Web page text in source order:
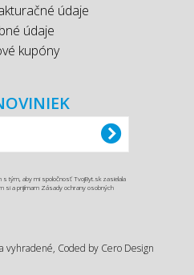
údaje
údaje
kupóny
s tým, aby mi spoločnosť TvojByt.sk zasielala
si a prijímam Zásady ochrany osobných
vyhradené, Coded by Cero Design